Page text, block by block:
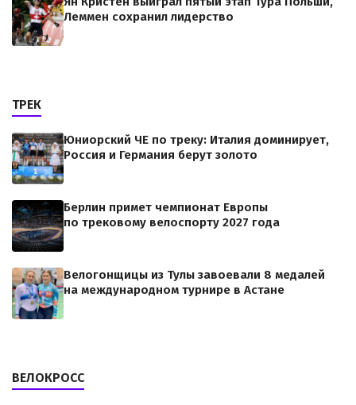
Леммен сохранил лидерство
ТРЕК
Юниорский ЧЕ по треку: Италия доминирует,
Россия и Германия берут золото
Берлин примет чемпионат Европы
по трековому велоспорту 2027 года
Велогонщицы из Тулы завоевали 8 медалей
на международном турнире в Астане
ВЕЛОКРОСС